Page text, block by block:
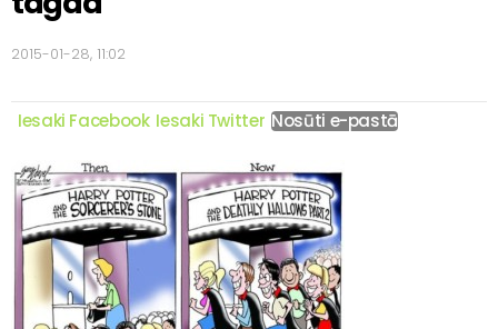
2015-01-28, 11:02
Iesaki Facebook Iesaki Twitter Nosūti e-pastā